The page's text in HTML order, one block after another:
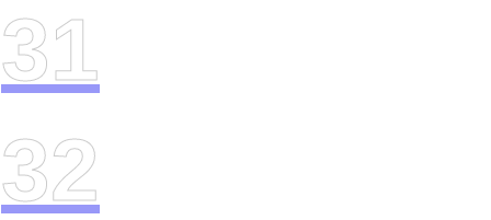
31
32